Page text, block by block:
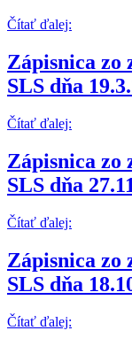
Čítať ďalej:
Zápisnica zo
SLS dňa
Čítať ďalej:
Zápisnica zo
SLS dňa
Čítať ďalej:
Zápisnica zo
SLS dňa
Čítať ďalej: